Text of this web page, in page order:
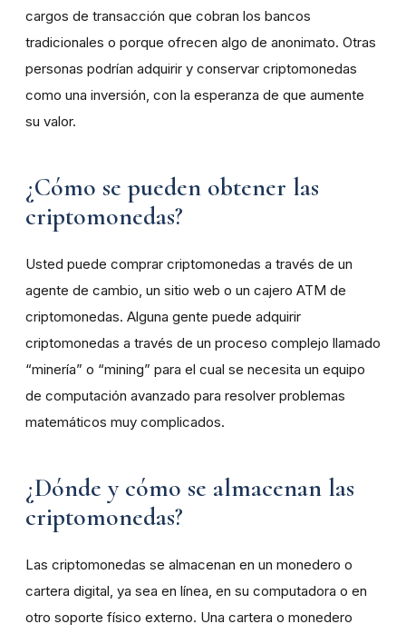
cargos de transacción que cobran los bancos
tradicionales o porque ofrecen algo de anonimato. Otras
personas podrían adquirir y conservar criptomonedas
como una inversión, con la esperanza de que aumente
su valor.
¿Cómo se pueden obtener las
criptomonedas?
Usted puede comprar criptomonedas a través de un
agente de cambio, un sitio web o un cajero ATM de
criptomonedas. Alguna gente puede adquirir
criptomonedas a través de un proceso complejo llamado
“minería” o “mining” para el cual se necesita un equipo
de computación avanzado para resolver problemas
matemáticos muy complicados.
¿Dónde y cómo se almacenan las
criptomonedas?
Las criptomonedas se almacenan en un monedero o
cartera digital, ya sea en línea, en su computadora o en
otro soporte físico externo. Una cartera o monedero